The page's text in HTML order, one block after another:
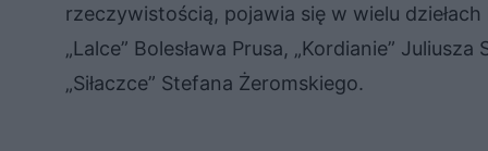
rzeczywistością, pojawia się w wielu
„Lalce” Bolesława Prusa, „Kordianie”
„Siłaczce” Stefana Żeromskiego.